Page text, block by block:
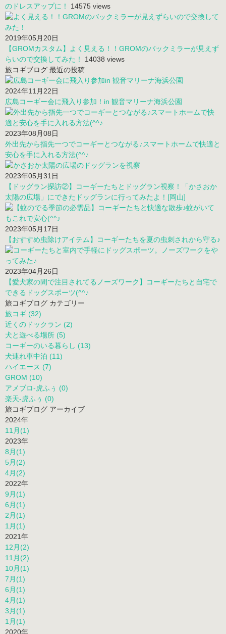
2020年12月14日
【GROMカスタム】ハンドルブレースバーを取付け！ハンドル周り
のドレスアップに！14575 views
2019年05月20日
【GROMカスタム】よく見える！！GROMのバックミラーが見えず
らいので交換してみた！14038 views
旅コギブログ 最近の投稿
2024年11月22日
広島コーギー会に飛入り参加！in 観音マリーナ海浜公園
2023年08月08日
外出先から指先一つでコーギーとつながる♪スマートホームで快適と
安心を手に入れる方法(^^♪
2023年05月31日
【ドッグラン探訪②】コーギーたちとドッグラン視察！「かさおか
太陽の広場」にできたドッグランに行ってみたよ！[岡山]
2023年05月17日
【おすすめ虫除けアイテム】コーギーたちを夏の虫刺されから守る♪
2023年04月26日
【愛犬家の間で注目されてるノーズワーク】コーギーたちと自宅で
できるドッグスポーツ(^^♪
旅コギブログ カテゴリー
旅コギ (32)
近くのドックラン (2)
犬と遊べる場所 (5)
コーギーのいる暮らし (13)
犬連れ車中泊 (11)
ハイエース (7)
GROM (10)
アメブロ-虎ふぅ (0)
楽天-虎ふぅ (0)
旅コギブログ アーカイブ
2024年
11月(1)
2023年
8月(1)
5月(2)
4月(2)
2022年
9月(1)
6月(1)
2月(1)
1月(1)
2021年
12月(2)
11月(2)
10月(1)